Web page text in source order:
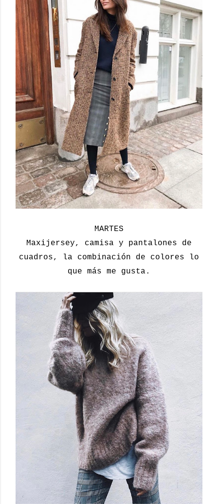
MARTES
Maxijersey, camisa y pantalones de
cuadros, la combinación de colores lo
que más me gusta.